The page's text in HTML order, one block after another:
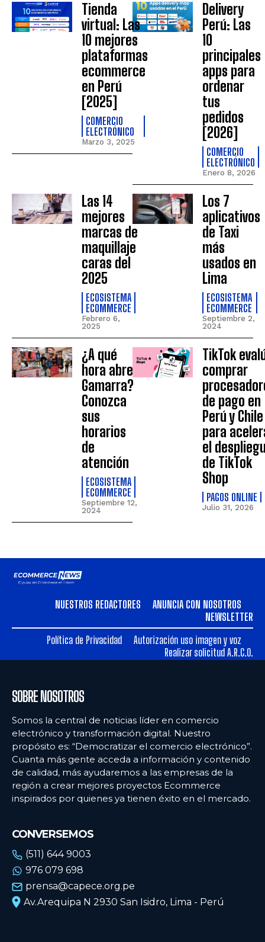
Tienda
virtual: Las
10 mejores
plataformas
ecommerce
en Perú
[2025]
COMERCIO
ELECTRÓNICO
Marzo 3, 2025
Delivery
Perú: Las
10
principales
apps para
ordenar
tus
pedidos
[2026]
COMERCIO
ELECTRÓNICO
Enero 8, 2026
Las 14
mejores
marcas de
maquillaje
caras del
2025
ECOSISTEMA
ECOMMERCE
Febrero 6,
2025
Los 7
aplicativos
de Taxi
más
usados en
Lima
ECOSISTEMA
ECOMMERCE
Septiembre 2,
2024
¿A qué
hora abre
Gamarra?
Conozca
sus
horarios
de
atención
ECOSISTEMA
ECOMMERCE
Septiembre 12,
2024
TikTok
comprar
de pago en
Perú y Chile
para
el
de TikTok
Shop
PAGOS ONLINE
Julio 31, 2026
NUESTROS REDACTORES
ANUNCIA CON NOSOTROS
NEWSLETTER
Política de Privacidad
Autorización uso imagen y voz
Realizar solicitud A.R.C.O.
SOBRE NOSOTROS
Somos la central de noticias líder en comercio
electrónico y transformación digital. Nuestro
propósito es: “Democratizar el comercio electrónico”.
Cuanta más gente acceda a información y contenido
de calidad, más ayudaremos a las empresas de la
región a crear mejores proyectos Ecommerce
inspirados por quienes ya tienen éxito en el mercado.
CONVERSEMOS
(511) 644 9003
976 079 698
prensa@capece.org.pe
Av.Arequipa N 2930 San Isidro, Lima - Perú